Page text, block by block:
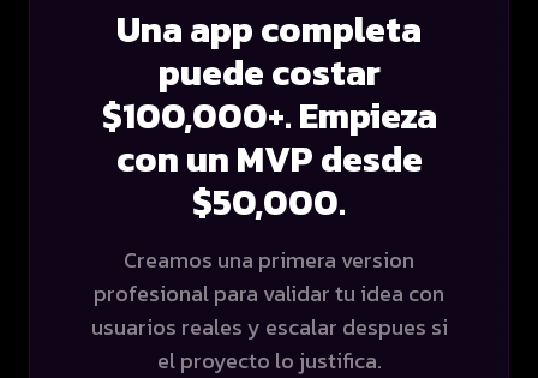
Una app completa
puede costar
$100,000+. Empieza
con un MVP desde
$50,000.
Creamos una primera version
profesional para validar tu idea con
usuarios reales y escalar despues si
el proyecto lo justifica.